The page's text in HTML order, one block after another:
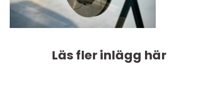
Läs fler inlägg här